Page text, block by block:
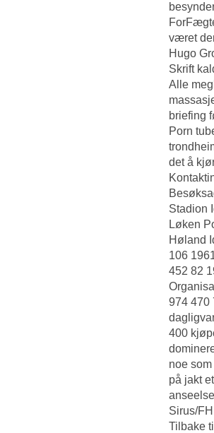
været
Hugo
Skrift
Alle
briefing
Porn
det å
Stadion
Løken
Høland
106
452 82
974 470
400
noe
på jakt
Sirus/
Tilbake